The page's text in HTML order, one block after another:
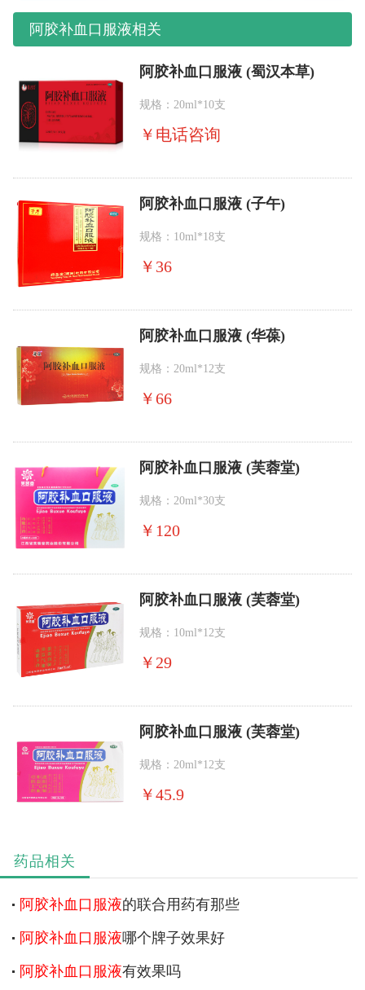
阿胶补血口服液相关
阿胶补血口服液 (蜀汉本草)
规格：20ml*10支
￥ 电话咨询
阿胶补血口服液 (子午)
规格：10ml*18支
￥ 36
阿胶补血口服液 (华葆)
规格：20ml*12支
￥66
阿胶补血口服液 (芙蓉堂)
规格：20ml*30支
￥ 120
阿胶补血口服液 (芙蓉堂)
规格：10ml*12支
￥ 29
阿胶补血口服液 (芙蓉堂)
规格：20ml*12支
￥45.9
药品相关
阿胶补血口服液的联合用药有那些
阿胶补血口服液哪个牌子效果好
阿胶补血口服液有效果吗